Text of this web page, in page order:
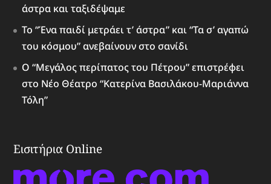
άστρα και ταξιδέψαμε
Το “Ένα παιδί μετράει τ’ άστρα” και “Τα σ’ αγαπώ
του κόσμου” ανεβαίνουν στο σανίδι
Ο “Μεγάλος περίπατος του Πέτρου” επιστρέφει
στο Νέο Θέατρο “Κατερίνα Βασιλάκου-Μαριάννα
Τόλη”
Εισιτήρια Online